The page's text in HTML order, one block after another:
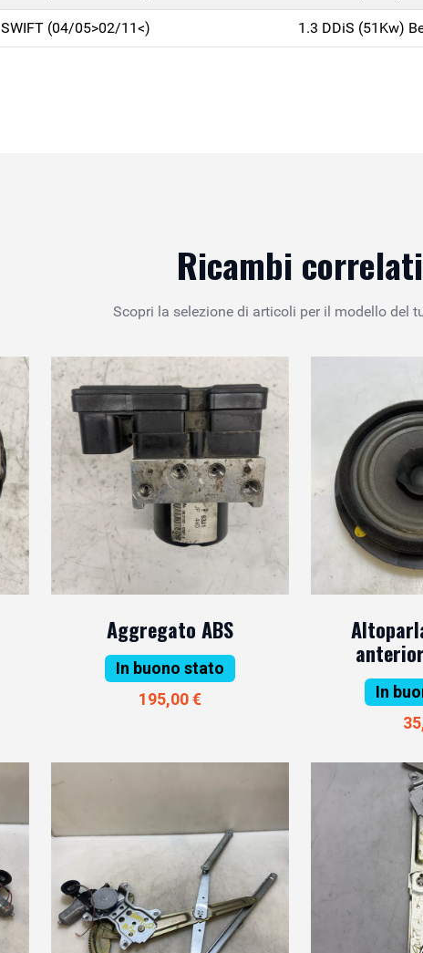
SWIFT (04/05>02/11<) 1.3 DDiS (51Kw)
Ricambi correlati
Scopri la selezione di articoli per il modello del
Aggregato ABS
In buono stato
195,00 €
In